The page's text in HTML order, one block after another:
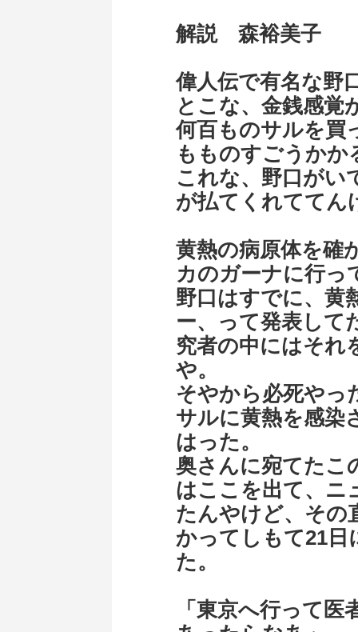
解説 森裕美子
偉人伝で有名な野
とこな、金銭感覚
何百ものサルを買
もものすごうかか
これな、野口がい
が払てくれててん
黄熱の病原体を確
カのガーナに行っ
野口はすでに、黄
ー、って発表して
究者の中にはそれ
や。
そやから必死やっ
サルに黄熱を感染
はった。
奥さんに宛てたこ
はここを出て、ニ
たんやけど、その
かってしもて21
た。
「東京へ行って